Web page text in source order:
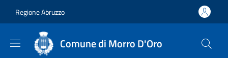
Regione Abruzzo
Comune di Morro D'Oro